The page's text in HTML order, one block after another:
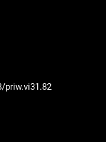
priw.vi31.82